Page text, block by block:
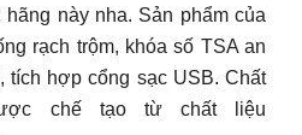
này nha. Sản phẩm của
rạch trộm, khóa số TSA an
tích hợp cổng sạc USB. Chất
chế tạo từ chất liệu